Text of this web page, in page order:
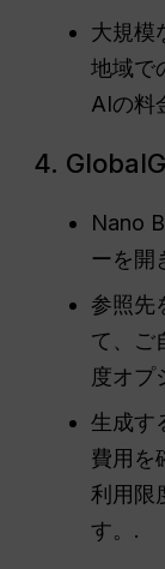
大規模
地域で
AIの料
4.
Nano
ーを開
参照先
て、ご
度オプ
生成す
費用を
利用限
す。.